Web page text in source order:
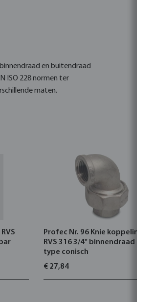
en buitendraad
ISO 228 normen ter
maten.
Profec Nr. 96 Knie koppeling 90°
RVS 316 3/4" binnendraad 16bar
type conisch
€ 27,84